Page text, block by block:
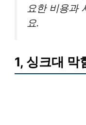
요한 비용과
요.
1, 싱크대 막